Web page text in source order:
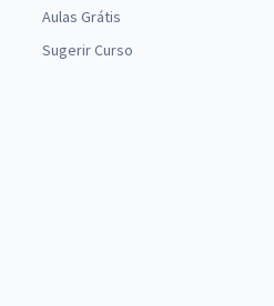
Aulas Grátis
Sugerir Curso